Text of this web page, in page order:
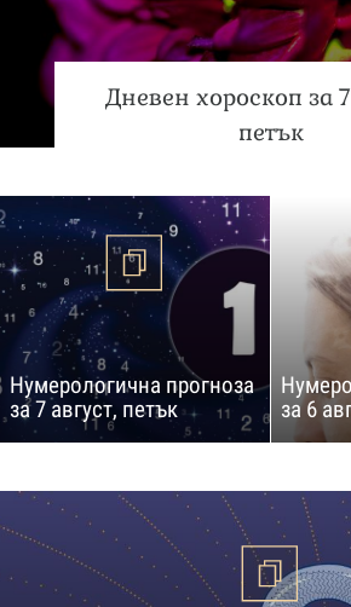
Дневен хороскоп за
петък
Нумерологична прогноза
за 7 август, петък
за 6